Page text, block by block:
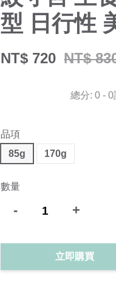
型 日行性
NT$ 720 NT$
總分:0 -0
品項
85g
170g
數量
- +
立即購買